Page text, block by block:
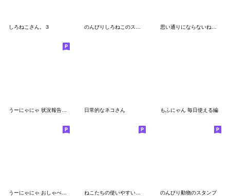
しろねこさん。３ のんびりしろねこのスタンプ 思い通りにならないねこのスタンプ
日常的なネコさん もふにゃん 毎日使える編
のんびり動物のスタンプ